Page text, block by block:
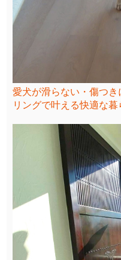
愛犬が滑らない・傷つ
リングで叶える快適な暮